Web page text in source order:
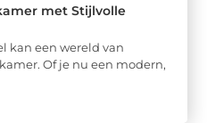
met Stijlvolle
kan een wereld van
Of je nu een modern,